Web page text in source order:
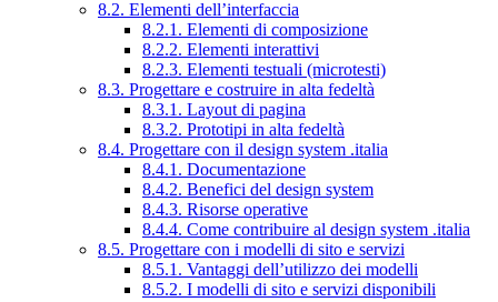
8.2. Elementi dell’interfaccia
8.2.1. Elementi di composizione
8.2.2. Elementi interattivi
8.2.3. Elementi testuali (microtesti)
8.3. Progettare e costruire in alta fedeltà
8.3.1. Layout di pagina
8.3.2. Prototipi in alta fedeltà
8.4. Progettare con il design system .italia
8.4.1. Documentazione
8.4.2. Benefici del design system
8.4.3. Risorse operative
8.4.4. Come contribuire al design system .italia
8.5. Progettare con i modelli di sito e servizi
8.5.1. Vantaggi dell’utilizzo dei modelli
8.5.2. I modelli di sito e servizi disponibili